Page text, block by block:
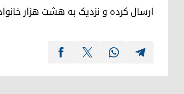
ارسال کرده و نزدیک به هشت هزار